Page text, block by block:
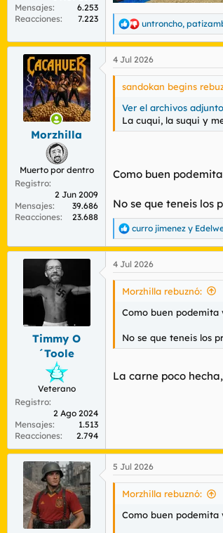
Mensajes
6.253
Reacciones
7.223
R
e
a
c
c
n
s
untroncho,
Morzhilla
Muerto por dentro
Registro
2 Jun 2009
Mensajes
39.686
Reacciones
23.688
4 Jul 2026
sandokan begins
Ver el archivos
La cuqui, la suqui y
Como buen
No se que teneis los
R
e
a
c
c
n
curro jimenez y
Timmy O
´Toole
Veterano
Registro
2 Ago 2024
Mensajes
1.513
Reacciones
2.794
4 Jul 2026
Morzhilla rebuznó:
Como buen podemita
No se que teneis los
La carne poco
5 Jul 2026
Morzhilla rebuznó:
Como buen podemita